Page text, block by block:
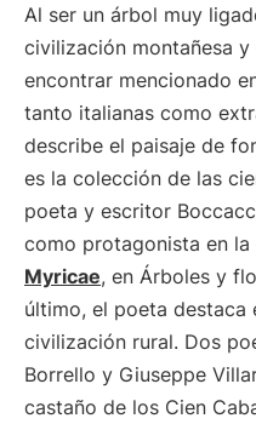
Al ser un árbol muy
civilización montañesa y
encontrar mencionado
tanto italianas como
describe el paisaje de
es la colección de las
poeta y escritor
como protagonista en
Myricae, en Árboles y
último, el poeta destaca
civilización rural. Dos
Borrello y Giuseppe
castaño de los Cien